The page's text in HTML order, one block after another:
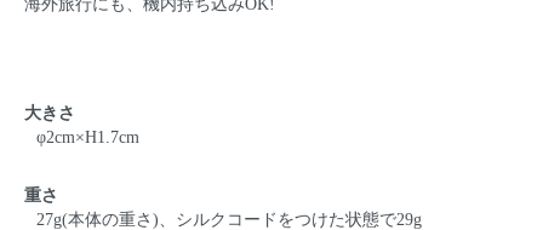
海外旅行にも、機内持ち込みOK!
大きさ
φ2cm×H1.7cm
重さ
27g(本体の重さ)、シルクコードをつけた状態で29g